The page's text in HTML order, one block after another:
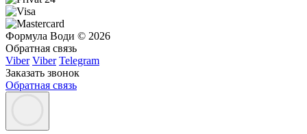
Формула Води © 2026
Обратная связь
Viber Viber Telegram
Заказать звонок
Обратная связь